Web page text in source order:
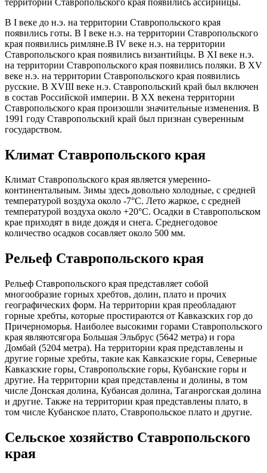
В I веке до н.э. на территории Ставропольского края
появились готы. В I веке н.э. на территории Ставропольского
края появились римляне.В IV веке н.э. на территории
Ставропольского края появились византийцы. В XI веке н.э.
на территории Ставропольского края появились поляки. В XV
веке н.э. на территории Ставропольского края появились
русские. В XVIII веке н.э. Ставропольский край был включен
в состав Российской империи. В XX векена территории
Ставропольского края произошли значительные изменения. В
1991 году Ставропольский край был признан суверенным
государством.
Климат Ставропольского края
Климат Ставропольского края является умеренно-
континентальным. Зимы здесь довольно холодные, с средней
температурой воздуха около -7°C. Лето жаркое, с средней
температурой воздуха около +20°C. Осадки в Ставропольском
крае приходят в виде дождя и снега. Среднегодовое
количество осадков сосавляет около 500 мм.
Рельеф Ставропольского края
Рельеф Ставропольского края представляет собой
многообразие горных хребтов, долин, плато и прочих
географических форм. На территории края преобладают
горные хребты, которые простираются от Кавказских гор до
Причерноморья. Наиболее высокими горами Ставропольского
края являютсягора Большая Эльбрус (5642 метра) и гора
Домбай (5204 метра). На территории края представлены и
другие горные хребты, такие как Кавказские горы, Северные
Кавказские горы, Ставропольские горы, Кубанские горы и
другие. На территории края представлены и долины, в том
числе Донская долина, Кубансая долина, Таганрогская долина
и другие. Также на территории края представлены плато, в
том числе Кубанское плато, Ставропольское плато и другие.
Сельское хозяйство Ставропольского
края